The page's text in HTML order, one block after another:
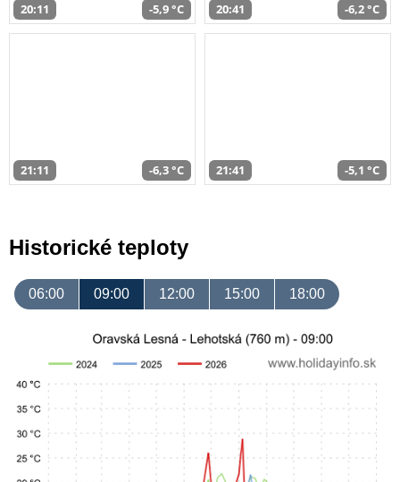
20:11 -5,9 °C 20:41 -6,2 °C
21:11 -6,3 °C 21:41 -5,1 °C
Historické teploty
06:00 09:00 12:00 15:00 18:00